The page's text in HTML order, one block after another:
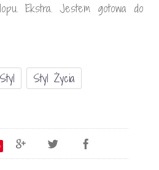
Ekstra. Jestem gotowa do
Styl Życia